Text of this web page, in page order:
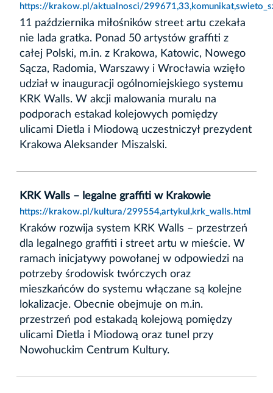
https://krakow.pl/aktualnosci/
11 października miłośników street artu czekała
nie lada gratka. Ponad 50 artystów graffiti z
całej Polski, m.in. z Krakowa, Katowic, Nowego
Sącza, Radomia, Warszawy i Wrocławia wzięło
udział w inauguracji ogólnomiejskiego systemu
KRK Walls. W akcji malowania muralu na
podporach estakad kolejowych pomiędzy
ulicami Dietla i Miodową uczestniczył prezydent
Krakowa Aleksander Miszalski.
KRK Walls – legalne graffiti w Krakowie
https://krakow.pl/kultura/299554,artykul,krk_walls.html
Kraków rozwija system KRK Walls – przestrzeń
dla legalnego graffiti i street artu w mieście. W
ramach inicjatywy powołanej w odpowiedzi na
potrzeby środowisk twórczych oraz
mieszkańców do systemu włączane są kolejne
lokalizacje. Obecnie obejmuje on m.in.
przestrzeń pod estakadą kolejową pomiędzy
ulicami Dietla i Miodową oraz tunel przy
Nowohuckim Centrum Kultury.